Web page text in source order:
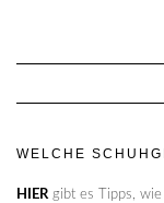
WELCHE
HIERgibt es Tipps, wie